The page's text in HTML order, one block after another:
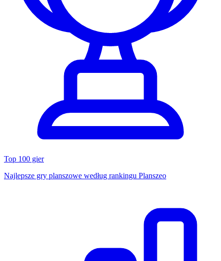
Top 100 gier
Najlepsze gry planszowe według rankingu Planszeo